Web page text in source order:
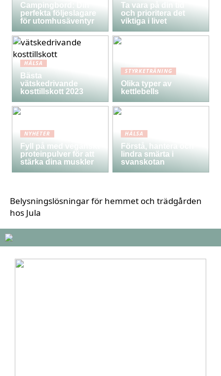
Campingbord: Din
perfekta följeslagare
för utomhusäventyr
Ta vara på din tid
och prioritera det
viktiga i livet
HÄLSA
Bästa
vätskedrivande
kosttillskott 2023
STYRKETRÄNING
Olika typer av
kettlebells
NYHETER
Fyll på med veganskt
proteinpulver för att
stärka dina muskler
HÄLSA
Förstå, hantera och
lindra smärta i
svanskotan
Belysningslösningar för hemmet och trädgården
hos Jula